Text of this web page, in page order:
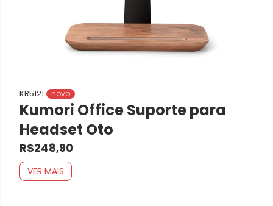
KR5121 novo
Kumori Office Suporte para
Headset Oto
R$248,90
VER MAIS